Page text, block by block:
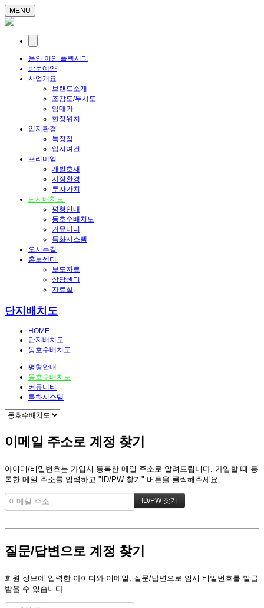
MENU
용인 이안 플렉시티
방문예약
사업개요
브랜드소개
조감도/투시도
임대가
현장위치
입지환경
특장점
입지여건
프리미엄
개발호재
시장환경
투자가치
단지배치도
평형안내
동호수배치도
커뮤니티
특화시스템
오시는길
홍보센터
보도자료
상담센터
자료실
단지배치도
HOME
단지배치도
동호수배치도
평형안내
동호수배치도
커뮤니티
특화시스템
이메일 주소로 계정 찾기
아이디/비밀번호는 가입시 등록한 메일 주소로 알려드립니다. 가입할 때 등
록한 메일 주소를 입력하고 "ID/PW 찾기" 버튼을 클릭해주세요.
질문/답변으로 계정 찾기
회원 정보에 입력한 아이디와 이메일, 질문/답변으로 임시 비밀번호를 발급
받을 수 있습니다.